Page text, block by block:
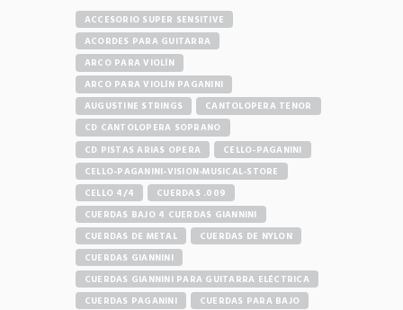
ACCESORIO SUPER SENSITIVE
ACORDES PARA GUITARRA
ARCO PARA VIOLÍN
ARCO PARA VIOLÍN PAGANINI
AUGUSTINE STRINGS
CANTOLOPERA TENOR
CD CANTOLOPERA SOPRANO
CD PISTAS ARIAS OPERA
CELLO-PAGANINI
CELLO-PAGANINI-VISION-MUSICAL-STORE
CELLO 4/4
CUERDAS .009
CUERDAS BAJO 4 CUERDAS GIANNINI
CUERDAS DE METAL
CUERDAS DE NYLON
CUERDAS GIANNINI
CUERDAS GIANNINI PARA GUITARRA ELÉCTRICA
CUERDAS PAGANINI
CUERDAS PARA BAJO